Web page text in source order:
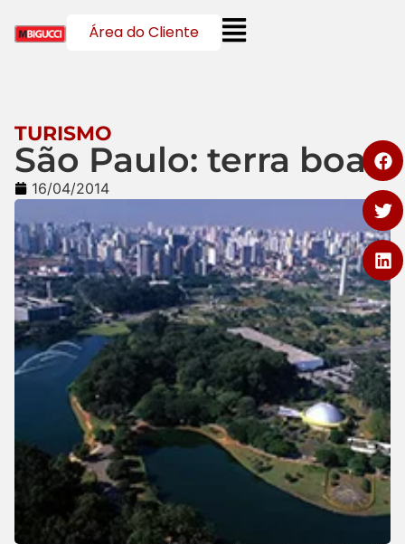
Área do Cliente
TURISMO
São Paulo: terra boa!
16/04/2014